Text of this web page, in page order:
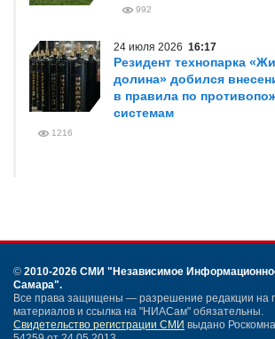
992
24 июля 2026 16:17
Резидент технопарка
долина» добился
в правила по
системам
1216
© 2010-2026 СМИ "Независимое
Самара".
Все права защищены — разрешение редакции на
материалов и ссылка на "НИАСам" обязательны.
Свидетельство регистрации СМИ выдано